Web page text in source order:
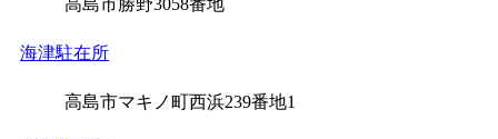
高島市勝野3058番地
海津駐在所
高島市マキノ町西浜239番地1